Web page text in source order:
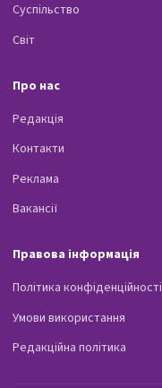
Суспільство
Світ
Про нас
Редакція
Контакти
Реклама
Вакансії
Правова інформація
Політика конфіденційності
Умови використання
Редакційна політика